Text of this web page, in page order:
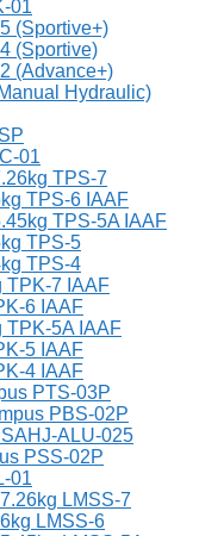
01
(Sportive+)
(Sportive)
(Advance+)
Hydraulic)
01
TPS-7
TPS-6 IAAF
TPS-5A IAAF
TPS-5
TPS-4
TPK-7 IAAF
6 IAAF
TPK-5A IAAF
5 IAAF
4 IAAF
PTS-03P
PBS-02P
ALU-025
PSS-02P
01
LMSS-7
LMSS-6